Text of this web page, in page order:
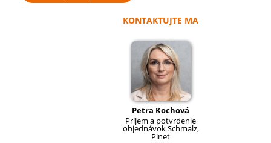
KONTAKTUJTE MA
Petra Kochová
Príjem a potvrdenie
objednávok Schmalz,
Pinet